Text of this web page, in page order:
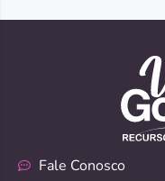
Fale Conosco